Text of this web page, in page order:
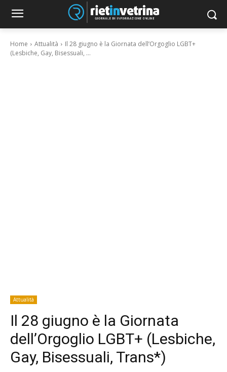
Home Attualità
Il 28 giugno è la Giornata dell’Orgoglio LGBT+
(Lesbiche, Gay, Bisessuali, ...
Attualità
Il 28 giugno è la Giornata
dell’Orgoglio LGBT+ (Lesbiche,
Gay, Bisessuali, Trans*)